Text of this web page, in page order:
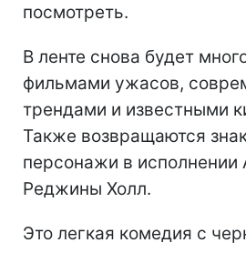
посмотреть.
В ленте снова будет
фильмами ужасов,
трендами и известными
Также возвращаются
персонажи в
Реджины Холл.
Это легкая комедия с